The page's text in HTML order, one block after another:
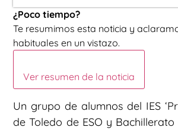
¿Poco tiempo?
Te resumimos esta noticia y
habituales en un vistazo.
Ver resumen de la noticia
Un grupo de alumnos del IES
de Toledo de ESO y